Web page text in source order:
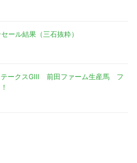
ール結果（三石抜粋）
テークスGⅢ 前田ファーム生産馬 フ